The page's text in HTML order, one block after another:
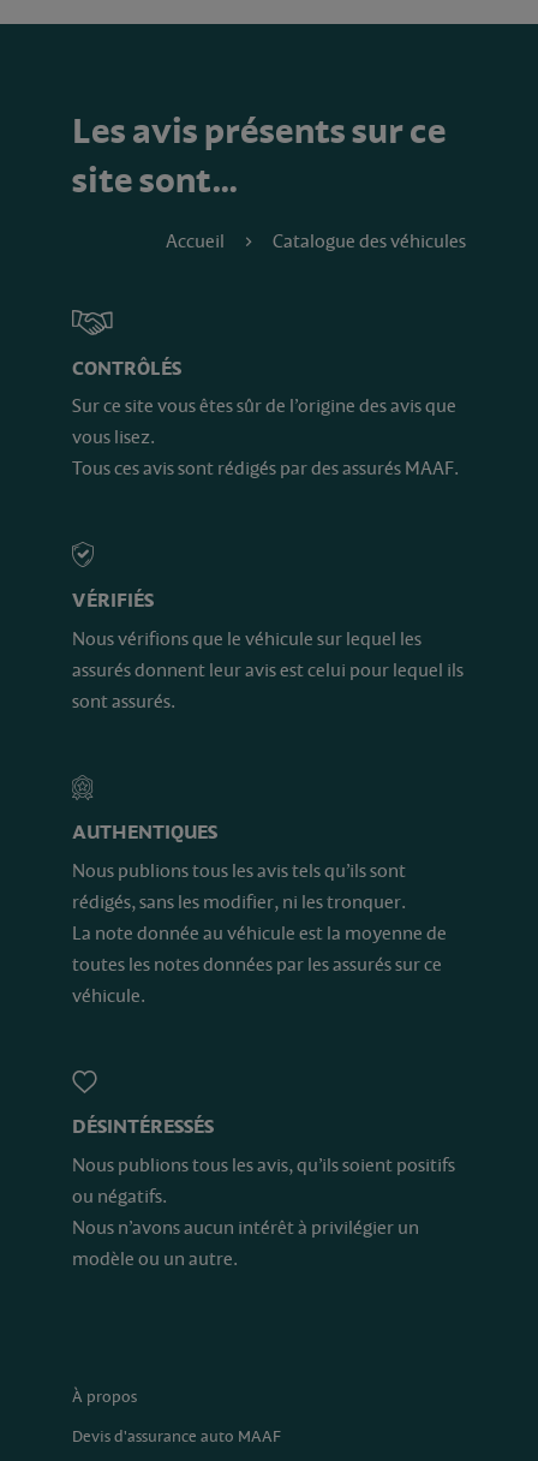
Les avis présents sur ce
site sont…
Accueil Catalogue des véhicules
CONTRÔLÉS
Sur ce site vous êtes sûr de l’origine des avis que
vous lisez.
Tous ces avis sont rédigés par des assurés MAAF.
VÉRIFIÉS
Nous vérifions que le véhicule sur lequel les
assurés donnent leur avis est celui pour lequel ils
sont assurés.
AUTHENTIQUES
Nous publions tous les avis tels qu’ils sont
rédigés, sans les modifier, ni les tronquer.
La note donnée au véhicule est la moyenne de
toutes les notes données par les assurés sur ce
véhicule.
DÉSINTÉRESSÉS
Nous publions tous les avis, qu’ils soient positifs
ou négatifs.
Nous n’avons aucun intérêt à privilégier un
modèle ou un autre.
À propos
Devis d'assurance auto MAAF